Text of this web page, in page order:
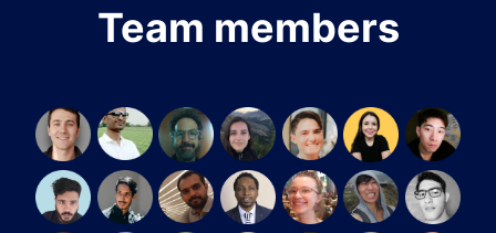
Team members